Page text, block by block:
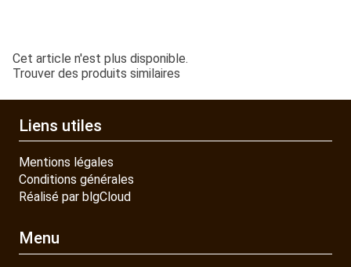
Cet article n'est plus disponible.
Trouver des produits similaires
Liens utiles
Mentions légales
Conditions générales
Réalisé par blgCloud
Menu